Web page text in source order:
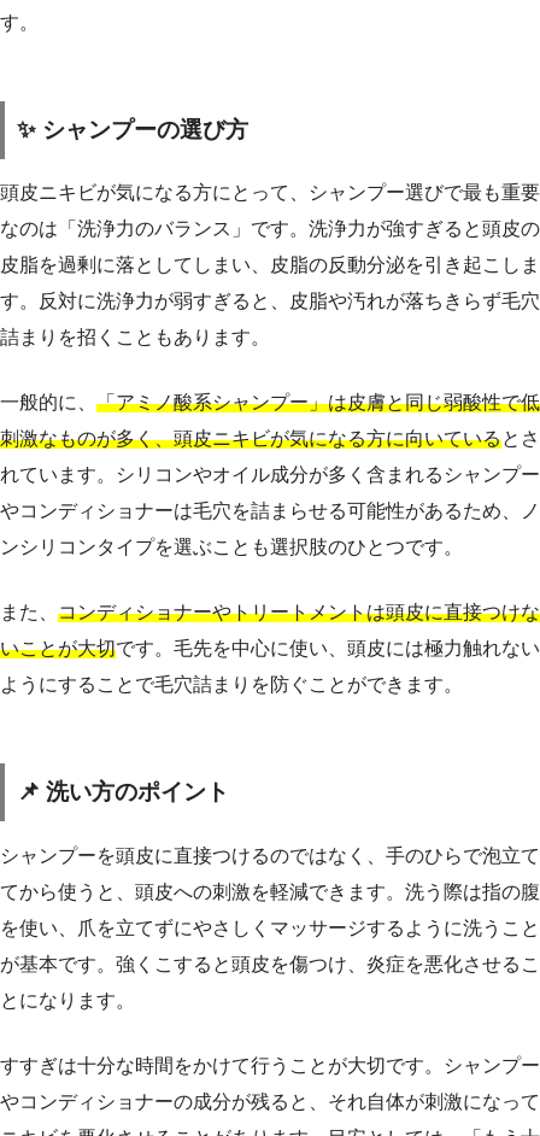
す。
✨ シャンプーの選び方
頭皮ニキビが気になる方にとって、シャンプー選びで最も重要
なのは「洗浄力のバランス」です。洗浄力が強すぎると頭皮の
皮脂を過剰に落としてしまい、皮脂の反動分泌を引き起こしま
す。反対に洗浄力が弱すぎると、皮脂や汚れが落ちきらず毛穴
詰まりを招くこともあります。
一般的に、 「アミノ酸系シャンプー」は皮膚と同じ弱酸性で低
刺激なものが多く、頭皮ニキビが気になる方に向いているとさ
れています。シリコンやオイル成分が多く含まれるシャンプー
やコンディショナーは毛穴を詰まらせる可能性があるため、ノ
ンシリコンタイプを選ぶことも選択肢のひとつです。
また、 コンディショナーやトリートメントは頭皮に直接つけな
いことが大切です。毛先を中心に使い、頭皮には極力触れない
ようにすることで毛穴詰まりを防ぐことができます。
📌 洗い方のポイント
シャンプーを頭皮に直接つけるのではなく、手のひらで泡立て
てから使うと、頭皮への刺激を軽減できます。洗う際は指の腹
を使い、爪を立てずにやさしくマッサージするように洗うこと
が基本です。強くこすると頭皮を傷つけ、炎症を悪化させるこ
とになります。
すすぎは十分な時間をかけて行うことが大切です。シャンプー
やコンディショナーの成分が残ると、それ自体が刺激になって